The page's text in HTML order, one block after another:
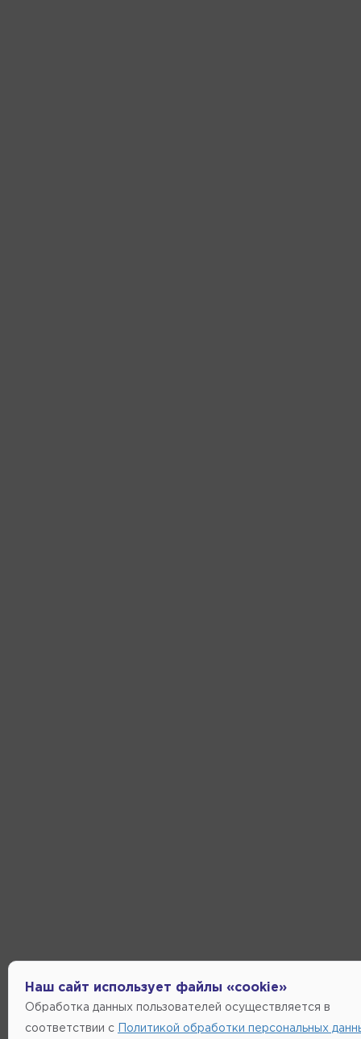
Наш сайт использует файлы «cookie»
Обработка данных пользователей осуществляется в
соответствии с Политикой обработки персональных